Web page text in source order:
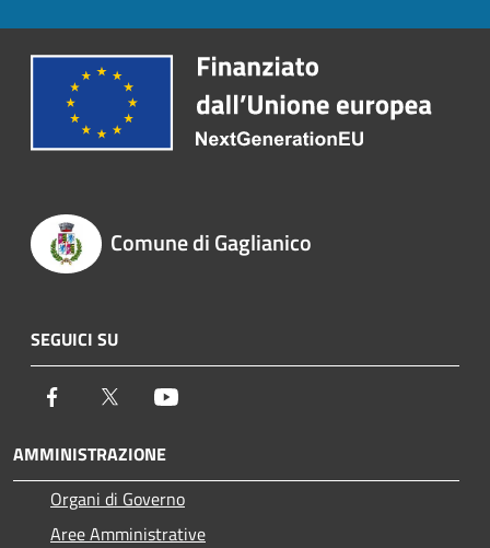
Comune di Gaglianico
SEGUICI SU
Facebook Twitter
AMMINISTRAZIONE
Organi di Governo
Aree Amministrative